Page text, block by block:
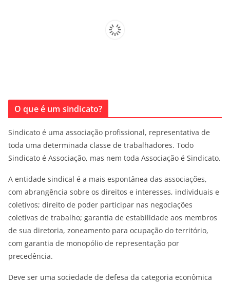
O que é um sindicato?
Sindicato é uma associação profissional, representativa de
toda uma determinada classe de trabalhadores. Todo
Sindicato é Associação, mas nem toda Associação é Sindicato.
A entidade sindical é a mais espontânea das associações,
com abrangência sobre os direitos e interesses, individuais e
coletivos; direito de poder participar nas negociações
coletivas de trabalho; garantia de estabilidade aos membros
de sua diretoria, zoneamento para ocupação do território,
com garantia de monopólio de representação por
precedência.
Deve ser uma sociedade de defesa da categoria econômica